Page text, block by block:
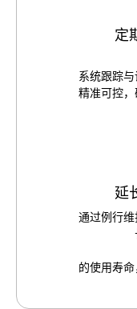
定
系统跟踪与
精准可控，
延
通过例行维
的使用寿命